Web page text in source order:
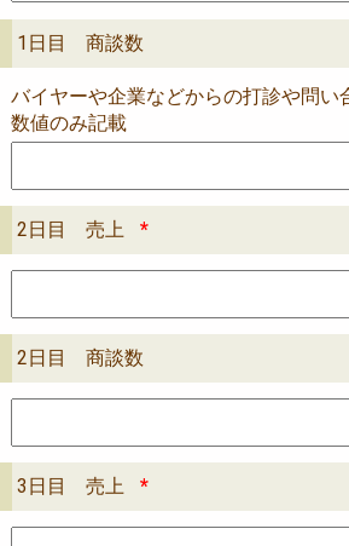
1日目 商談数
バイヤーや企業などからの打診や問
数値のみ記載
2日目 売上 *
2日目 商談数
3日目 売上 *